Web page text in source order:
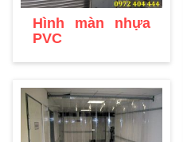
Hình màn nhựa
PVC